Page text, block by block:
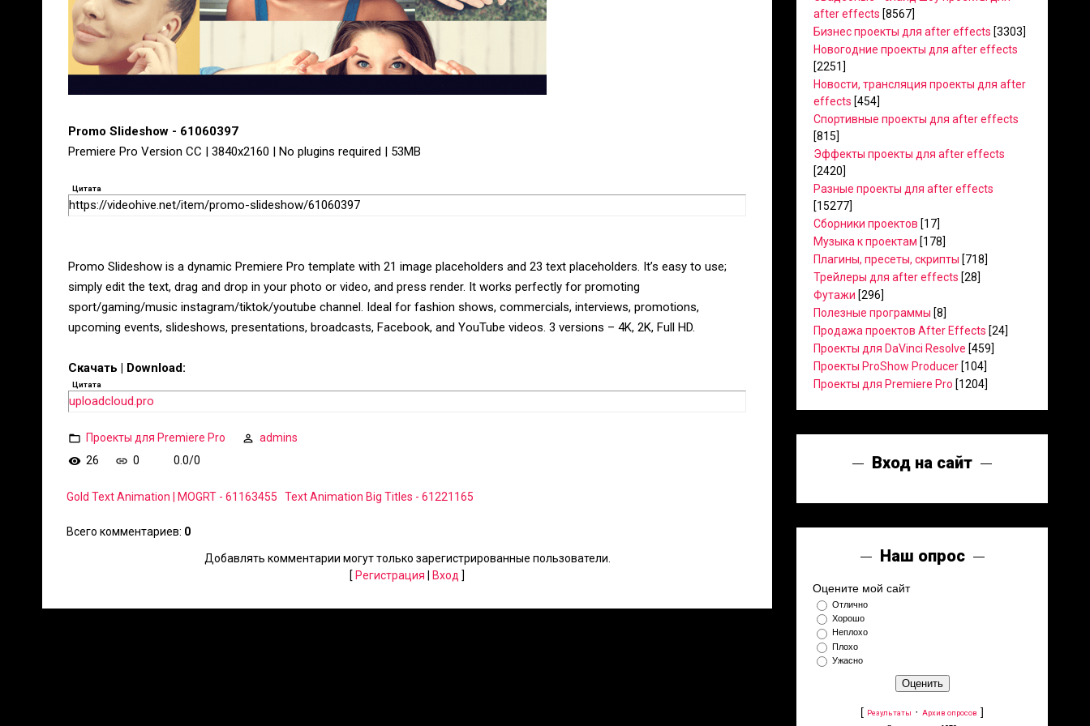
Promo Slideshow - 61060397
Premiere Pro Version CC | 3840x2160 | No plugins required | 53MB
Цитата
https://videohive.net/item/promo-slideshow/61060397
Promo Slideshow is a dynamic Premiere Pro template with 21 image placeholders and 23 text placeholders. It’s easy to use;
simply edit the text, drag and drop in your photo or video, and press render. It works perfectly for promoting
sport/gaming/music instagram/tiktok/youtube channel. Ideal for fashion shows, commercials, interviews, promotions,
upcoming events, slideshows, presentations, broadcasts, Facebook, and YouTube videos. 3 versions – 4K, 2K, Full HD.
Скачать | Download:
Цитата
uploadcloud.pro
Проекты для Premiere Pro
admins
26
0 0.0/0
Gold Text Animation | MOGRT - 61163455 Text Animation Big Titles - 61221165
Всего комментариев: 0
Добавлять комментарии могут только зарегистрированные пользователи.
[ Регистрация Вход ]
after effects [8567]
Бизнес проекты для after effects [3303]
Новогодние проекты для after effects
[2251]
Новости, трансляция проекты для after
effects [454]
Спортивные проекты для after effects
[815]
Эффекты проекты для after effects
[2420]
Разные проекты для after effects
[15277]
Сборники проектов [17]
Музыка к проектам [178]
Плагины, пресеты, скрипты [718]
Трейлеры для after effects [28]
Футажи [296]
Полезные программы [8]
Продажа проектов After Effects [24]
Проекты для DaVinci Resolve [459]
Проекты ProShow Producer [104]
Проекты для Premiere Pro [1204]
Вход на сайт
Наш опрос
Оцените мой сайт
Отлично
Хорошо
Неплохо
Плохо
Ужасно
[ Результаты · Архив опросов ]